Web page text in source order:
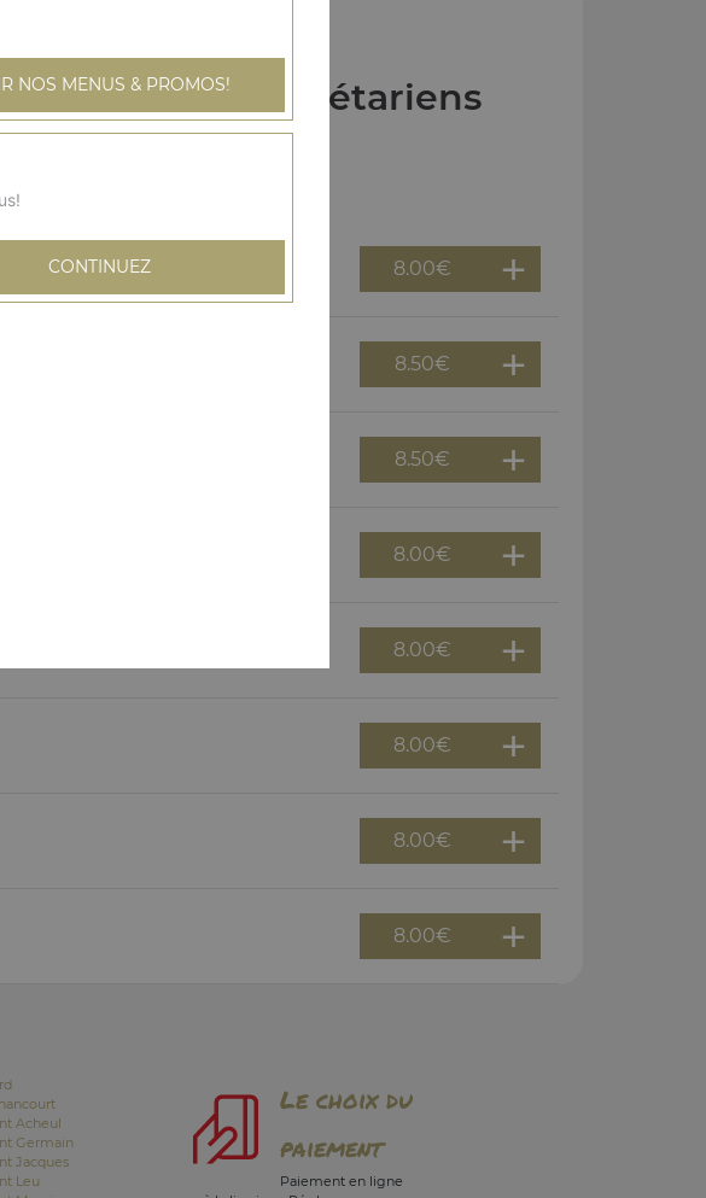
Nos Plats Végétariens
8.00€
8.50€
8.50€
8.00€
8.00€
8.00€
8.00€
8.00€
Acheul
Germain
Jacques
Leu
Le choix du
paiement
Paiement en ligne
NOS MENUS & PROMOS!
CONTINUEZ